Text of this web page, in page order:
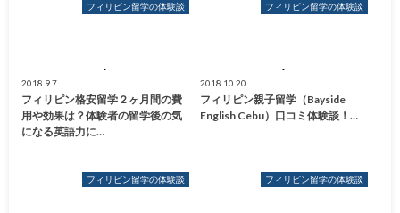
フィリピン留学の体験談
2018.9.7
フィリピン格安留学２ヶ月間の費
用や効果は？体験者の留学後の気
になる英語力に…
フィリピン留学の体験談
2018.10.20
フィリピン親子留学（Bayside
English Cebu）口コミ体験談！…
フィリピン留学の体験談 フィリピン留学の体験談